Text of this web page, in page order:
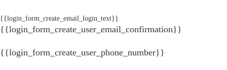
{{login_form_create_email_login_text}}
{{login_form_create_user_email_confirmation}}
{{login_form_create_user_phone_number}}